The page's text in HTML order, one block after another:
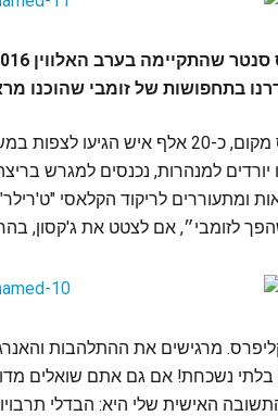
בתחפושות של זומבי שהוכנו
ההיכל מלא עד אפס מקום, כ-20 אלף
ומתעוררים לריקוד הקלאסי
לזומבי״, אם לצטט את ג'קסון,
116-98 לקליפרס. מרגישים את
בלתי נשכחת! אם גם אתם שואלים
האישית שלי היא: הבדלי